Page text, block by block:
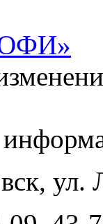
, ул.